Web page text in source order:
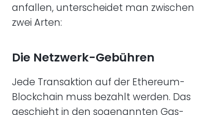
anfallen, unterscheidet man zwischen
zwei Arten:
Die Netzwerk-Gebühren
Jede Transaktion auf der Ethereum-
Blockchain muss bezahlt werden. Das
geschieht in den sogenannten Gas-